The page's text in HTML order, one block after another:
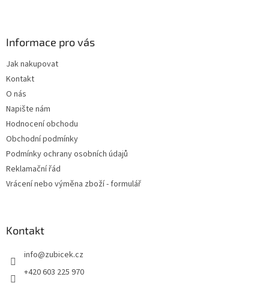
Informace pro vás
Jak nakupovat
Kontakt
O nás
Napište nám
Hodnocení obchodu
Obchodní podmínky
Podmínky ochrany osobních údajů
Reklamační řád
Vrácení nebo výměna zboží - formulář
Kontakt
info@zubicek.cz
+420 603 225 970